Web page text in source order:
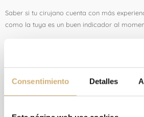
Consentimiento Detalles
Saber si tu cirujano cuenta con más
como la tuya es un buen indicador al
Preguntas para
responder sin problema algunas preguntas
sentirte seguro de tu elección.
Algunas de estas preguntas claves pueden